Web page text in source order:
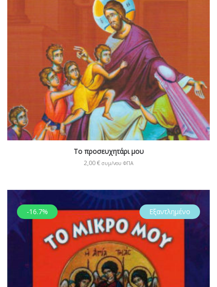
Το προσευχητάρι μου
2,00€ συμ/νου ΦΠΑ
-16.7% Εξαντλημένο